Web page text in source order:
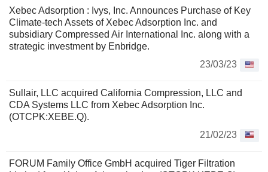
Xebec Adsorption : Ivys, Inc. Announces Purchase of Key
Climate-tech Assets of Xebec Adsorption Inc. and
subsidiary Compressed Air International Inc. along with a
strategic investment by Enbridge.
23/03/23
Sullair, LLC acquired California Compression, LLC and
CDA Systems LLC from Xebec Adsorption Inc.
(OTCPK:XEBE.Q).
21/02/23
FORUM Family Office GmbH acquired Tiger Filtration
applications industrielles ; les générateurs d'oxygène et
d'azote sur site pour les applications industrielles,
énergétiques et de soins de santé. L'entreprise possède
neuf sites de production.